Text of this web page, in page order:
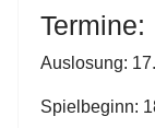
Termine:
Auslosung:
Spielbeginn: